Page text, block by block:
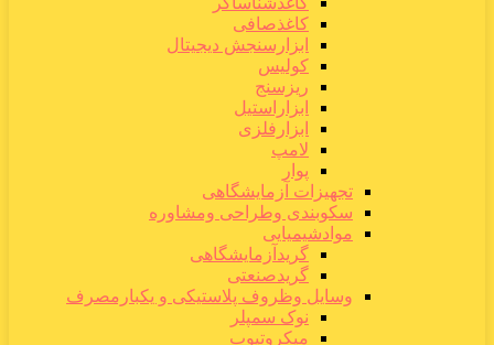
کاغذصافی
ابزارسنجش دیجیتال
کولیس
ریزسنج
ابزاراستیل
ابزارفلزی
لامپ
پوار
تجهیزات آزمایشگاهی
سکوبندی وطراحی ومشاوره
موادشیمیایی
گریدآزمایشگاهی
گریدصنعتی
وسایل وظروف پلاستیکی و یکبارمصرف
نوک سمپلر
میکروتیوب